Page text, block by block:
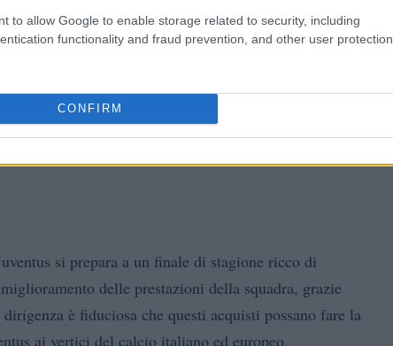
to allow Google to enable storage related to security, including
functionality and fraud prevention, and other user protection.
CONFIRM
si prepara a un finale di stagione ricco di
delle prestazioni della squadra, grazie
è fiduciosa che questi acquisti possano fare la
ai vertici del calcio italiano ed europeo.